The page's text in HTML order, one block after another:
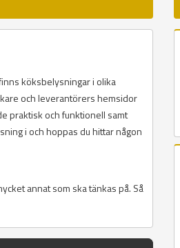
köksbelysningar i olika
och leverantörers hemsidor
praktisk och funktionell samt
i och hoppas du hittar någon
annat som ska tänkas på. Så